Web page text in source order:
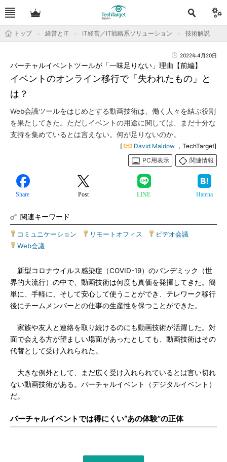
トップ 経営とIT IT経営／IT戦略系ソリューション 技術解説
2022年4月20日
イベントのオンライン移行で「失われたもの」と
は？
バーチャルイベントツールが「一味足りない」理由【前編】
Web会議ツールをはじめとする動画技術は、働く人々を結ぶ役割
を果たしてきた。ただしイベントの用途に関しては、まだ十分な
支持を集めているとは言えない。何が足りないのか。
[ David Maldow ，TechTarget]
PC用表示
関連情報
Share Post LINE Hatena
関連キーワード
コミュニケーション リモートオフィス ビデオ会議
Web会議
新型コロナウイルス感染症（COVID-19）のパンデミック（世
界的大流行）の中で、動画技術は何度も真価を発揮してきた。簡
単に、手軽に、そして安心して使うことができ、テレワーク移行
後にチームメンバーとの仕事の生産性を保つことができた。
家族や友人と連絡を取り続けるのにも動画技術が活躍した。対
面で会える方が望ましい場面があったとしても、動画技術はその
代替として受け入れられた。
大きな例外として、まだ広く受け入れられているとは言い切れ
ない動画技術がある。バーチャルイベント（デジタルイベント）
だ。
バーチャルイベントでは得にくい“あの体験”の正体